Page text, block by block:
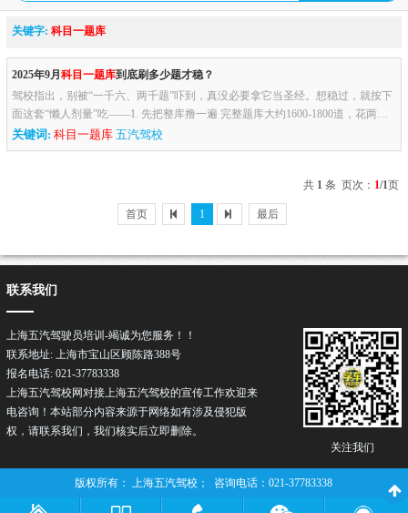
关键字: 科目一题库
2025年9月科目一题库到底刷多少题才稳？
驾校指出，别被“一千六、两千题”吓到，真没必要拿它当圣经。想稳过，就按下
面这套“懒人剂量”吃——1. 先把整库撸一遍 完整题库大约1600-1800道，花两三
个晚上“顺序刷”过一遍，混个脸熟，用时顶多6-8小时。...
关键词: 科目一题库 五汽驾校
共 1 条 页次： 1/1页
首页 1 最后
关注我们
联系我们
上海五汽驾驶员培训-竭诚为您服务！！
联系地址: 上海市宝山区顾陈路388号
报名电话: 021-37783338
上海五汽驾校网对接上海五汽驾校的宣传工作欢迎来
电咨询！本站部分内容来源于网络如有涉及侵犯版
权，请联系我们，我们核实后立即删除。
版权所有： 上海五汽驾校； 咨询电话：021-37783338